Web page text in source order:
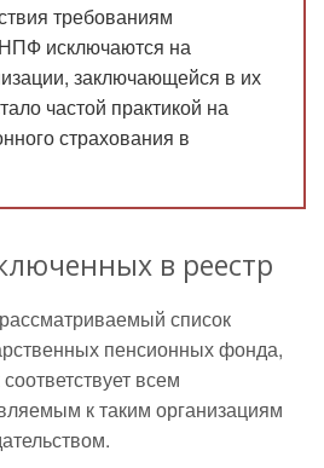
требованиям
исключаются на
заключающейся в их
частой практикой на
страхования в
в реестр
список
пенсионных фонда,
всем
к таким организациям